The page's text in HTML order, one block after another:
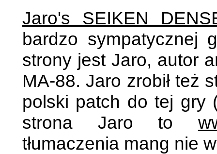
Jaro's SEIKEN
bardzo sympatycznej
strony jest Jaro, autor
MA-88. Jaro zrobił też
polski patch do tej gry
strona Jaro to
tłumaczenia mang nie